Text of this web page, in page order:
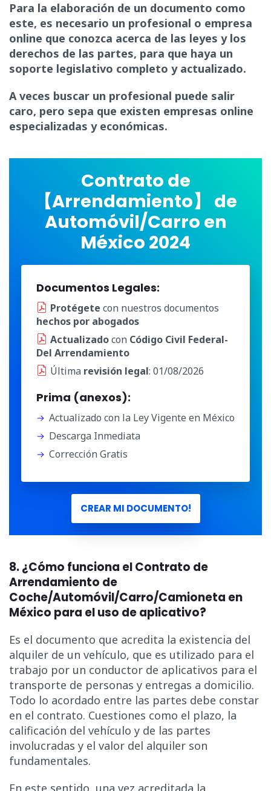
Para la elaboración de un documento como
este, es necesario un profesional o empresa
online que conozca acerca de las leyes y los
derechos de las partes, para que haya un
soporte legislativo completo y actualizado.
A veces buscar un profesional puede salir
caro, pero sepa que existen empresas online
especializadas y económicas.
Contrato de
【Arrendamiento】 de
Automóvil/Carro en
México 2024
Documentos Legales:
Protégete con nuestros documentos
hechos por abogados
Actualizadocon Código Civil Federal-
Del Arrendamiento
Última revisión legal: 01/08/2026
Prima (anexos):
Actualizado con la Ley Vigente en México
Descarga Inmediata
Corrección Gratis
CREAR MI DOCUMENTO!
8. ¿Cómo funciona el Contrato de
Arrendamiento de
Coche/Automóvil/Carro/Camioneta en
México para el uso de aplicativo?
Es el documento que acredita la existencia del
alquiler de un vehículo, que es utilizado para el
trabajo por un conductor de aplicativos para el
transporte de personas y entregas a domicilio.
Todo lo acordado entre las partes debe constar
en el contrato. Cuestiones como el plazo, la
calificación del vehículo y de las partes
involucradas y el valor del alquiler son
fundamentales.
En este sentido, una vez acreditada la